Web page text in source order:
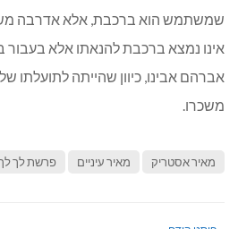
שמשתמש הוא ברכבת, אלא אדרבה
אינו נמצא ברכבת להנאתו אלא
אברהם אבינו, כיוון שהייתה לתועלתו
משכרו.
מאיר אסטריק מאיר עיניים פרשת לך